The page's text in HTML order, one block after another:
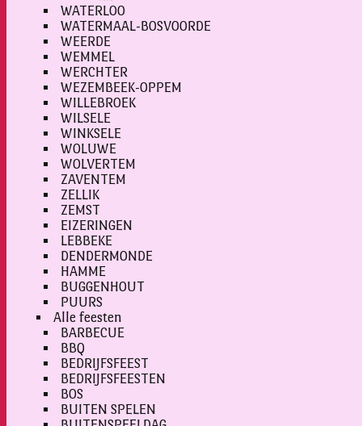
WATERLOO
WATERMAAL-BOSVOORDE
WEERDE
WEMMEL
WERCHTER
WEZEMBEEK-OPPEM
WILLEBROEK
WILSELE
WINKSELE
WOLUWE
WOLVERTEM
ZAVENTEM
ZELLIK
ZEMST
EIZERINGEN
LEBBEKE
DENDERMONDE
HAMME
BUGGENHOUT
PUURS
Alle feesten
BARBECUE
BBQ
BEDRIJFSFEEST
BEDRIJFSFEESTEN
BOS
BUITEN SPELEN